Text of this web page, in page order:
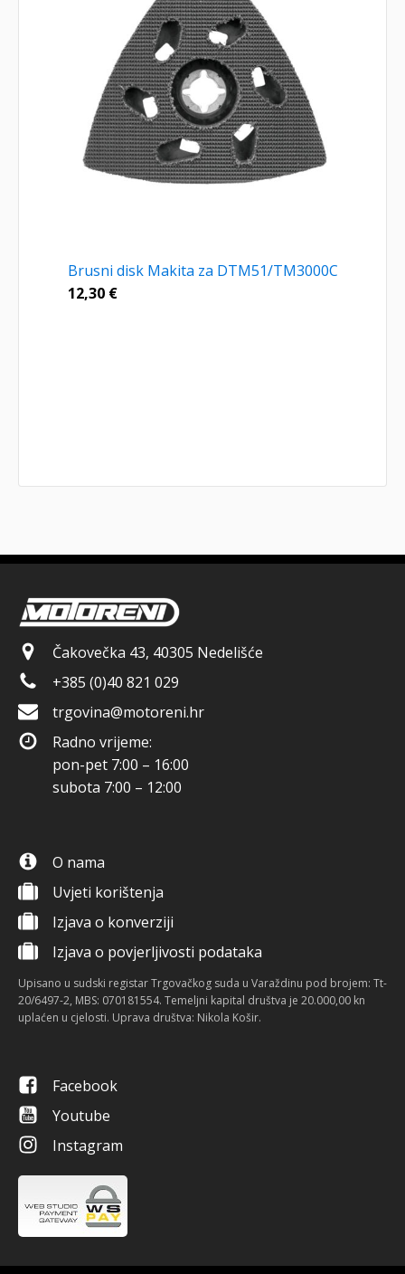
Brusni disk Makita za DTM51/TM3000C
12,30 €
Čakovečka 43, 40305 Nedelišće
+385 (0)40 821 029
trgovina@motoreni.hr
Radno vrijeme:
pon-pet 7:00 – 16:00
subota 7:00 – 12:00
O nama
Uvjeti korištenja
Izjava o konverziji
Izjava o povjerljivosti podataka
Upisano u sudski registar Trgovačkog suda u Varaždinu pod brojem: Tt-
20/6497-2, MBS: 070181554. Temeljni kapital društva je 20.000,00 kn
uplaćen u cjelosti. Uprava društva: Nikola Košir.
Facebook
Youtube
Instagram